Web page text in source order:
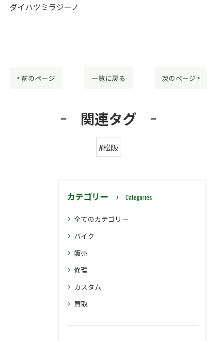
ダイハツミラジーノ
< 前のページ 一覧に戻る 次のページ >
関連タグ
#松阪
カテゴリー Categories
全てのカテゴリー
バイク
販売
修理
カスタム
買取